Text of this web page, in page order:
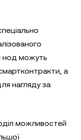
нод можуть
а
нагляду за
можливостей